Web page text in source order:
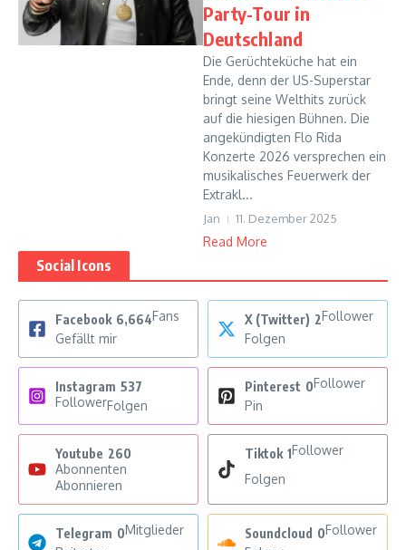
Party-Tour in
Deutschland
Die Gerüchteküche hat ein
Ende, denn der US-Superstar
bringt seine Welthits zurück
auf die hiesigen Bühnen. Die
angekündigten Flo Rida
Konzerte 2026 versprechen ein
musikalisches Feuerwerk der
Extrakl...
Jan 11. Dezember 2025
Read More
Social Icons
Facebook 6,664Fans
Gefällt mir
X (Twitter) 2Follower
Folgen
Instagram 537
FollowerFolgen
Pinterest 0Follower
Pin
Youtube 260
Abonnenten
Abonnieren
Tiktok 1Follower
Folgen
Telegram 0Mitglieder
Soundcloud 0Follower